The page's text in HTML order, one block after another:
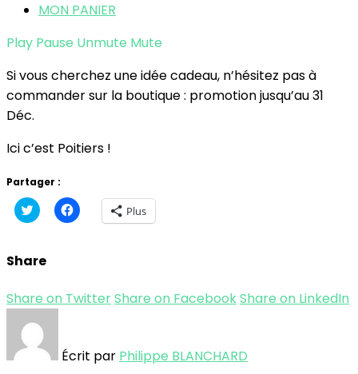
MON PANIER
Play Pause Unmute Mute
Si vous cherchez une idée cadeau, n’hésitez pas à
commander sur la boutique : promotion jusqu’au 31
Déc.
Ici c’est Poitiers !
Partager :
Cliquez
pour
dans
une
fenêtre)
Cliquez
pour
partager
fenêtre)
Plus
Share
Share on TwitterShare on FacebookShare on LinkedIn
Écrit par Philippe BLANCHARD